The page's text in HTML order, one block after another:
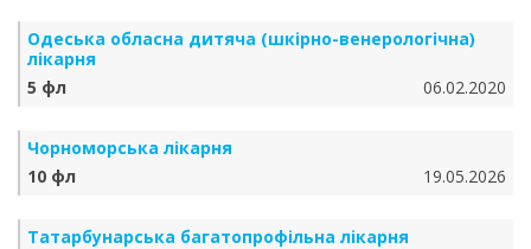
Одеська обласна дитяча (шкірно-венерологічна)
лікарня
5 фл
06.02.2020
Чорноморська лікарня
10 фл
19.05.2026
Татарбунарська багатопрофільна лікарня